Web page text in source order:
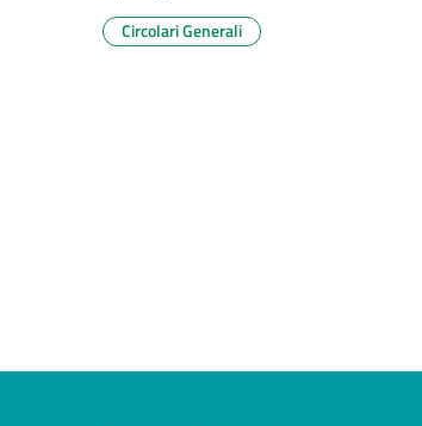
Circolari Generali